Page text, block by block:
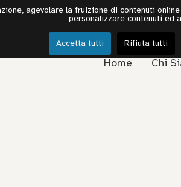
Home Chi
agevolare la fruizione di contenuti
personalizzare contenuti ed
Accetta tutti Rifiuta tutti